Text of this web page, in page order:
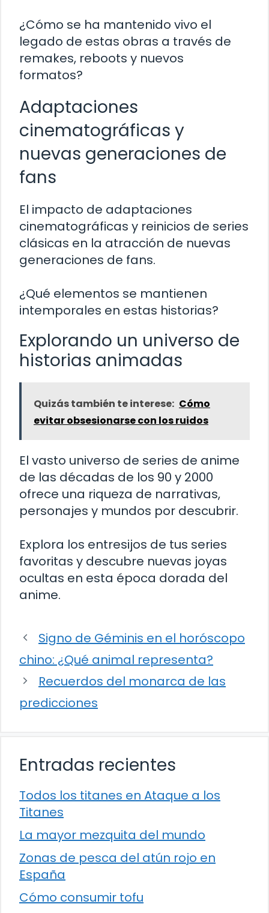
¿Cómo se ha mantenido vivo el
legado de estas obras a través de
remakes, reboots y nuevos
formatos?
Adaptaciones
cinematográficas y
nuevas generaciones de
fans
El impacto de adaptaciones
cinematográficas y reinicios de series
clásicas en la atracción de nuevas
generaciones de fans.
¿Qué elementos se mantienen
intemporales en estas historias?
Explorando un universo de
historias animadas
Quizás también te interese: Cómo
evitar obsesionarse con los ruidos
El vasto universo de series de anime
de las décadas de los 90 y 2000
ofrece una riqueza de narrativas,
personajes y mundos por descubrir.
Explora los entresijos de tus series
favoritas y descubre nuevas joyas
ocultas en esta época dorada del
anime.
Signo de Géminis en el horóscopo
chino: ¿Qué animal representa?
Recuerdos del monarca de las
predicciones
Entradas recientes
Todos los titanes en Ataque a los
Titanes
La mayor mezquita del mundo
Zonas de pesca del atún rojo en
España
Cómo consumir tofu